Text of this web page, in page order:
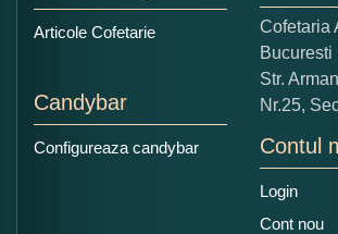
Copiati alaturi numarul din imagine:
Articole Cofetarie
Candybar
Configureaza candybar
Cofetaria
Bucuresti
Str.
Nr.25,
Contul
Login
Cont nou